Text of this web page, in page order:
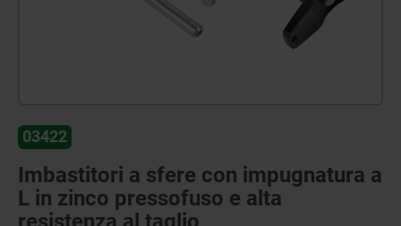
03422
Imbastitori a sfere con impugnatura a
L in zinco pressofuso e alta